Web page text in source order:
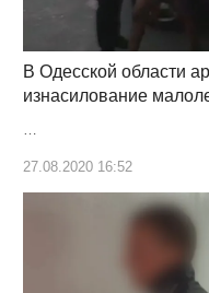
В Одесской области
изнасилование
27.08.2020 16:52